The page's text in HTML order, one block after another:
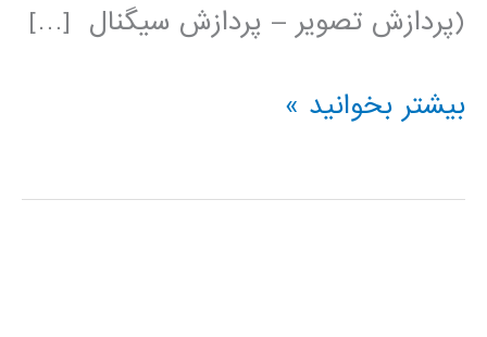
(پردازش تصویر – پردازش سیگنال […]
فیلم
simulink
بیشتر بخوانید »